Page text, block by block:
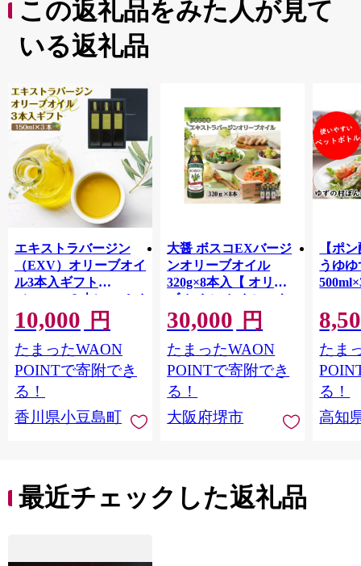
この返礼品をみた人が見て
いる返礼品
エキストラバージン
（EXV）オリーブオイ
ル3本入ギフト
（150ml×３本）スペイ
ン産
10,000 円
たまったWAON
POINTで寄附でき
る！
香川県小豆島町
大醤 ボスコEXバージ
ンオリーブオイル
320g×8本入【 オリー
ブオイル オイル エキ
ストラバージンオリー
ブオイル エクストラ
バージン エキストラ
バージンオイル 調味
料 高品質 ヘルシー サ
ラダ パスタ 洋食 人気
おすすめ 送料無料 大
30,000 円
たまったWAON
POINTで寄附でき
る！
大阪府堺市
【ポ
うゆ
たま
る！
高知
最近チェックした返礼品